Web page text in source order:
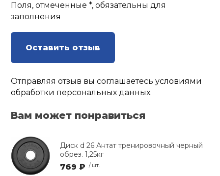
Поля, отмеченные *, обязательны для
заполнения
Оставить отзыв
Отправляя отзыв вы соглашаетесьусловиями
обработки персональных данных.
Вам может понравиться
Диск d 26 Антат тренировочный черный
обрез. 1,25кг
769 ₽ / шт.